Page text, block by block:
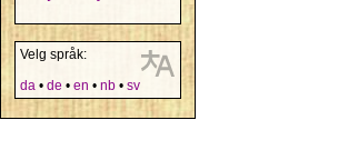
Velg språk:
da • de • en • nb • sv